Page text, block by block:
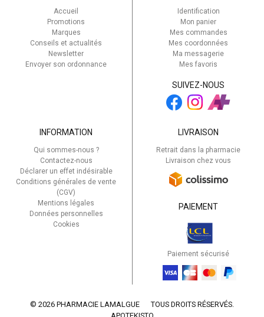
Accueil
Promotions
Marques
Conseils et actualités
Newsletter
Envoyer son ordonnance
Identification
Mon panier
Mes commandes
Mes coordonnées
Ma messagerie
Mes favoris
SUIVEZ-NOUS
INFORMATION
Qui sommes-nous ?
Contactez-nous
Déclarer un effet indésirable
Conditions générales de vente
(CGV)
Mentions légales
Données personnelles
Cookies
LIVRAISON
Retrait dans la pharmacie
Livraison chez vous
PAIEMENT
Paiement sécurisé
© 2026 PHARMACIE LAMALGUE
TOUS DROITS RÉSERVÉS.